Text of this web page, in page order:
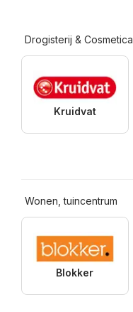
Drogisterij & Cosmetica
Kruidvat
Wonen, tuincentrum
Blokker